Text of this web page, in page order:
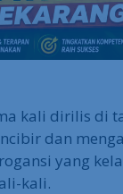
kali dirilis di
dan
yang
kali.